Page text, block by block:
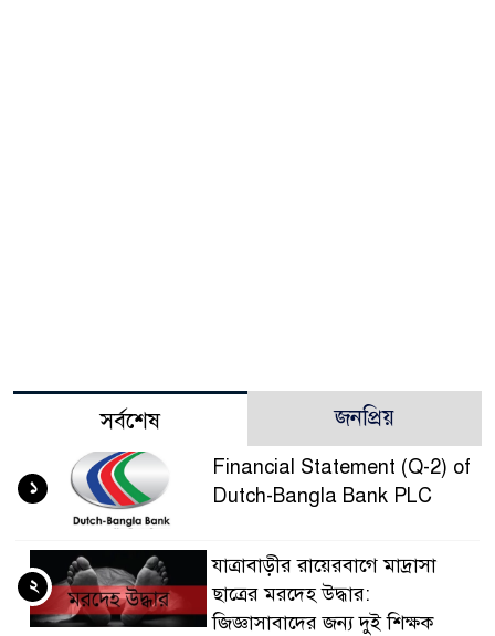
সর্বশেষ জনপ্রিয়
Financial Statement (Q-2) of
Dutch-Bangla Bank PLC
১
যাত্রাবাড়ীর রায়েরবাগে মাদ্রাসা
ছাত্রের মরদেহ উদ্ধার:
জিজ্ঞাসাবাদের জন্য দুই শিক্ষক
২